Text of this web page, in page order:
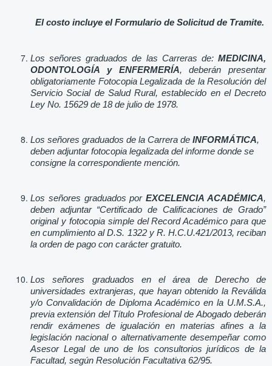
El costo incluye el Formulario de Solicitud de Tramite.
Los señores graduados de las Carreras de: MEDICINA,
ODONTOLOGÍA y ENFERMERÍA, deberán presentar
obligatoriamente Fotocopia Legalizada de la Resolución del
Servicio Social de Salud Rural, establecido en el Decreto
Ley No. 15629 de 18 de julio de 1978.
Los señores graduados de la Carrera de INFORMÁTICA,
deben adjuntar fotocopia legalizada del informe donde se
consigne la correspondiente mención.
Los señores graduados porEXCELENCIA ACADÉMICA,
deben adjuntar “Certificado de Calificaciones de Grado”
original y fotocopia simple del Record Académico para que
en cumplimiento al D.S. 1322 y R. H.C.U.421/2013, reciban
la orden de pago con carácter gratuito.
Los señores graduados en el área de Derecho de
universidades extranjeras, que hayan obtenido la Reválida
y/o Convalidación de Diploma Académico en la U.M.S.A.,
previa extensión del Título Profesional de Abogado deberán
rendir exámenes de igualación en materias afines a la
legislación nacional o alternativamente desempeñar como
Asesor Legal de uno de los consultorios jurídicos de la
Facultad, según Resolución Facultativa 62/95.